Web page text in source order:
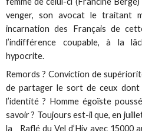
venger, son avocat le traitant
incarnation des Français de
l’indifférence coupable, à la
hypocrite.
Remords ? Conviction de
de partager le sort de ceux dont
l’identité ? Homme égoïste
savoir ? Toujours est-il que, en
la Raflé du Vel d’Hiv avec 15000